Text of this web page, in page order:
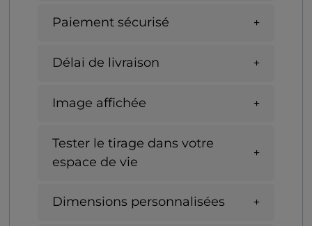
Paiement sécurisé
Délai de livraison
Image affichée
Tester le tirage dans votre
espace de vie
Dimensions personnalisées